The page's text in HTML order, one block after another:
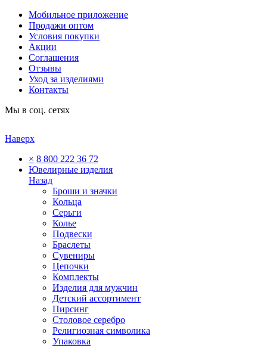
Мобильное приложение
Продажи оптом
Условия покупки
Акции
Соглашения
Отзывы
Уход за изделиями
Контакты
Мы в соц. сетях
Наверх
× 8 800 222 36 72
Ювелирные изделия
Назад
Броши и значки
Кольца
Серьги
Колье
Подвески
Браслеты
Сувениры
Цепочки
Комплекты
Изделия для мужчин
Детский ассортимент
Пирсинг
Столовое серебро
Религиозная символика
Упаковка